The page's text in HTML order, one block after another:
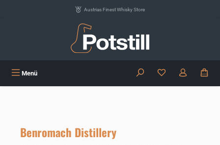
Austrias Finest Whisky Store
Menü Du hast 0
Benromach Distillery